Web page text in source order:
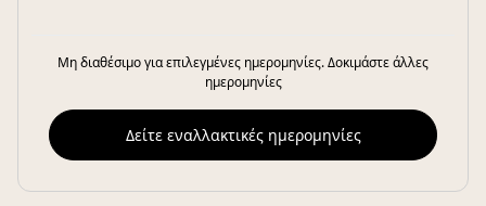
Μη διαθέσιμο για επιλεγμένες ημερομηνίες. Δοκιμάστε άλλες
ημερομηνίες
Δείτε εναλλακτικές ημερομηνίες